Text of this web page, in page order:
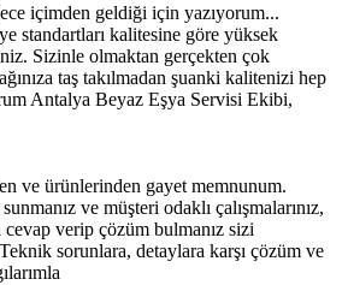
içimden geldiği için yazıyorum...
standartları kalitesine göre yüksek
Sizinle olmaktan gerçekten çok
taş takılmadan şuanki kalitenizi hep
Antalya Beyaz Eşya Servisi Ekibi,
ve ürünlerinden gayet memnunum.
ve müşteri odaklı çalışmalarınız,
verip çözüm bulmanız sizi
sorunlara, detaylara karşı çözüm ve